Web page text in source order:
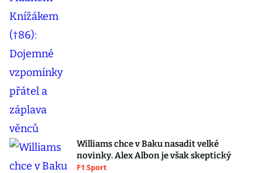
Williams chce v Baku nasadit velké
novinky. Alex Albon je však skeptický
F1 Sport